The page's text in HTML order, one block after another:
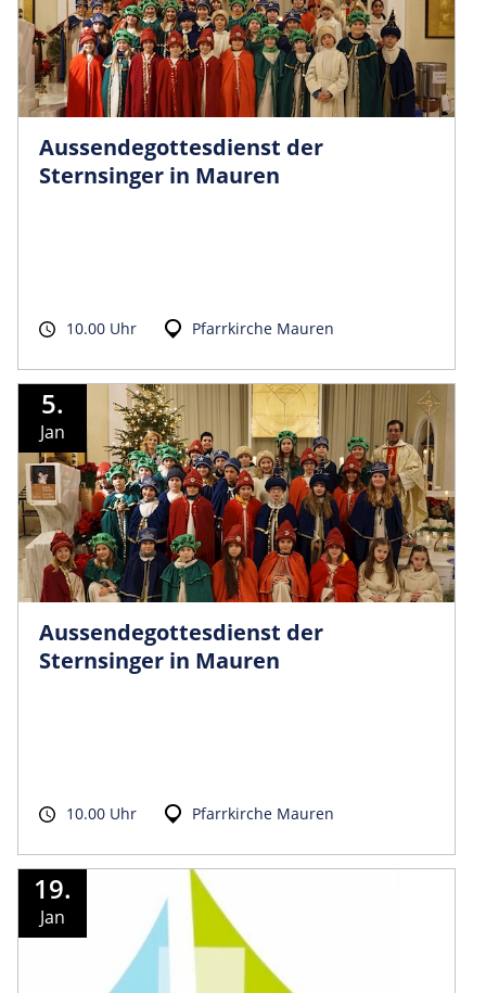
Aussendego­ttesdienst der
Sternsinger in Mauren
10.00 Uhr Pfarrkirche Mauren
5.
Jan
Aussendego­ttesdienst der
Sternsinger in Mauren
10.00 Uhr Pfarrkirche Mauren
19.
Jan